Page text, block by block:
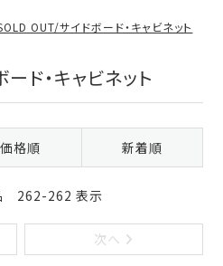
OUT/サイドボード・キャビネット
ド・キャビネット
価格順 新着順
262-262 表示
次へ